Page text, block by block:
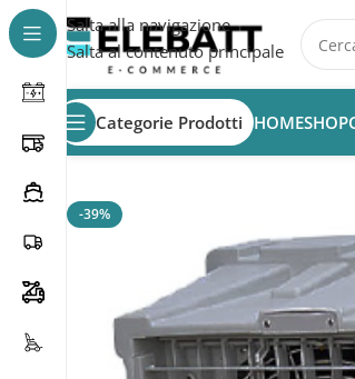
Salta alla navigazione
Salta al contenuto principale
Categorie Prodotti HOMESHOP
Home/AZIENDA/Raffrescamento
-39%